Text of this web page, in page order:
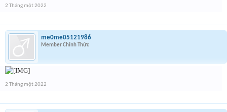
2 Tháng một 2022
me0me05121986
Member Chính Thức
2 Tháng một 2022